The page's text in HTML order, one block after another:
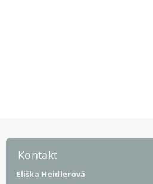
Kontakt
Eliška Heidlerová